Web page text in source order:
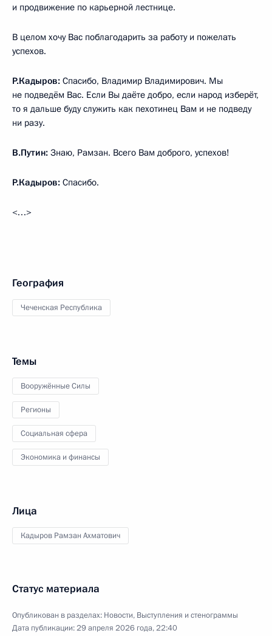
и продвижение по карьерной лестнице.
В целом хочу Вас поблагодарить за работу и пожелать
успехов.
Р.Кадыров: Спасибо, Владимир Владимирович. Мы
не подведём Вас. Если Вы даёте добро, если народ изберёт,
то я дальше буду служить как пехотинец Вам и не подведу
ни разу.
В.Путин: Знаю, Рамзан. Всего Вам доброго, успехов!
Р.Кадыров: Спасибо.
<…>
География
Чеченская Республика
Темы
Вооружённые Силы
Регионы
Социальная сфера
Экономика и финансы
Лица
Кадыров Рамзан Ахматович
Статус материала
Опубликован в разделах: Новости, Выступления и стенограммы
Дата публикации:29 апреля 2026 года, 22:40